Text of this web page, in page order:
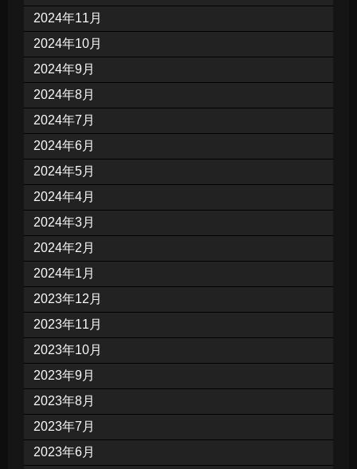
2024年11月
2024年10月
2024年9月
2024年8月
2024年7月
2024年6月
2024年5月
2024年4月
2024年3月
2024年2月
2024年1月
2023年12月
2023年11月
2023年10月
2023年9月
2023年8月
2023年7月
2023年6月